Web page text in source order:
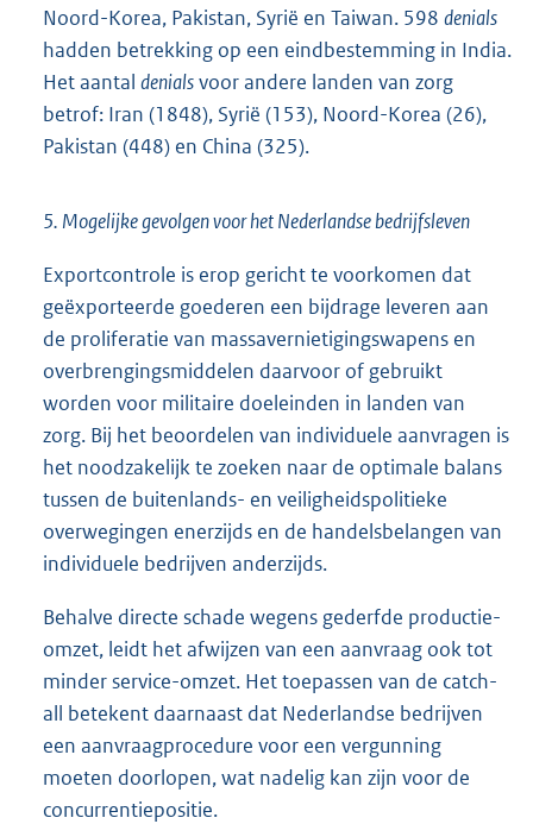
Noord-Korea, Pakistan, Syrië en Taiwan. 598 denials
hadden betrekking op een eindbestemming in India.
Het aantal denialsvoor andere landen van zorg
betrof: Iran (1848), Syrië (153), Noord-Korea (26),
Pakistan (448) en China (325).
5. Mogelijke gevolgen voor het Nederlandse bedrijfsleven
Exportcontrole is erop gericht te voorkomen dat
geëxporteerde goederen een bijdrage leveren aan
de proliferatie van massavernietigingswapens en
overbrengingsmiddelen daarvoor of gebruikt
worden voor militaire doeleinden in landen van
zorg. Bij het beoordelen van individuele aanvragen is
het noodzakelijk te zoeken naar de optimale balans
tussen de buitenlands- en veiligheidspolitieke
overwegingen enerzijds en de handelsbelangen van
individuele bedrijven anderzijds.
Behalve directe schade wegens gederfde productie-
omzet, leidt het afwijzen van een aanvraag ook tot
minder service-omzet. Het toepassen van de catch-
all betekent daarnaast dat Nederlandse bedrijven
een aanvraagprocedure voor een vergunning
moeten doorlopen, wat nadelig kan zijn voor de
concurrentiepositie.